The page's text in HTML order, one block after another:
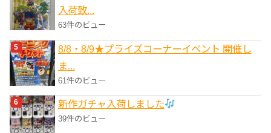
入荷致...
63件のビュー
8/8・8/9★プライズコーナーイベント 開催し
ま...
61件のビュー
新作ガチャ入荷しました
39件のビュー